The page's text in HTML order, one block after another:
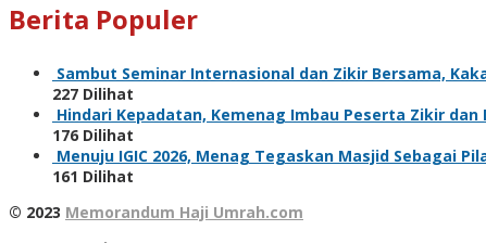
Berita Populer
Sambut Seminar Internasional dan Zikir Bersama,
227 Dilihat
Hindari Kepadatan, Kemenag Imbau Peserta Zikir
176 Dilihat
Menuju IGIC 2026, Menag Tegaskan Masjid Sebagai
161 Dilihat
© 2023 Memorandum Haji Umrah.com